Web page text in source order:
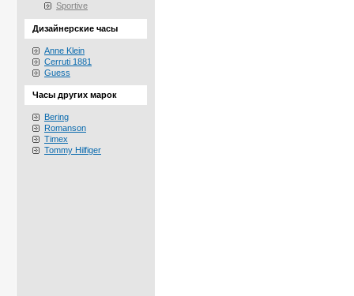
Sportive
Дизайнерские часы
Anne Klein
Cerruti 1881
Guess
Часы других марок
Bering
Romanson
Timex
Tommy Hilfiger